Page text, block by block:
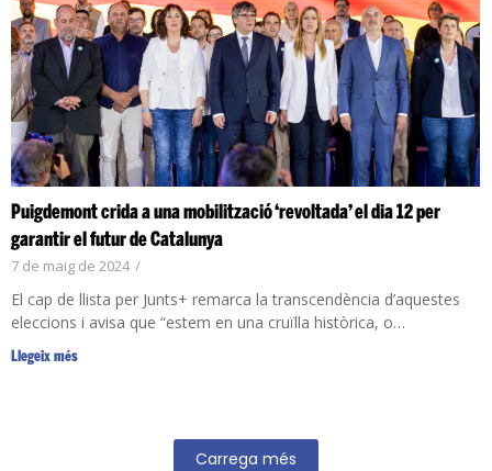
Puigdemont crida a una mobilització ‘revoltada’ el dia 12 per
garantir el futur de Catalunya
7 de maig de 2024 /
El cap de llista per Junts+ remarca la transcendència d’aquestes
eleccions i avisa que “estem en una cruïlla històrica, o…
Llegeix més
Carrega més